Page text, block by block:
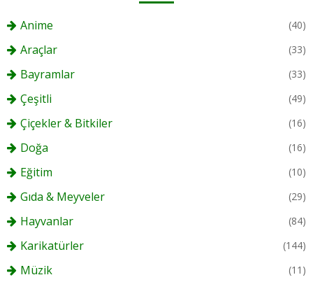
Anime (40)
Araçlar (33)
Bayramlar (33)
Çeşitli (49)
Çiçekler & Bitkiler (16)
Doğa (16)
Eğitim (10)
Gıda & Meyveler (29)
Hayvanlar (84)
Karikatürler (144)
Müzik (11)